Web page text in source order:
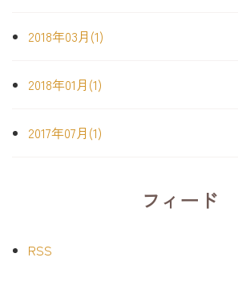
2018年03月(1)
2018年01月(1)
2017年07月(1)
フィード
RSS